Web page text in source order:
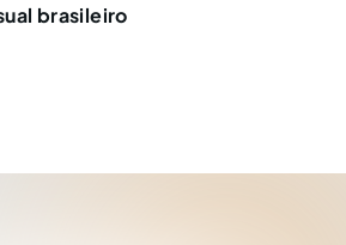
brasileiro